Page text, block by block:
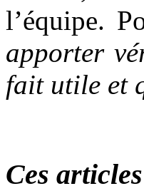
l’équipe.
apporter
fait utile et
Ces